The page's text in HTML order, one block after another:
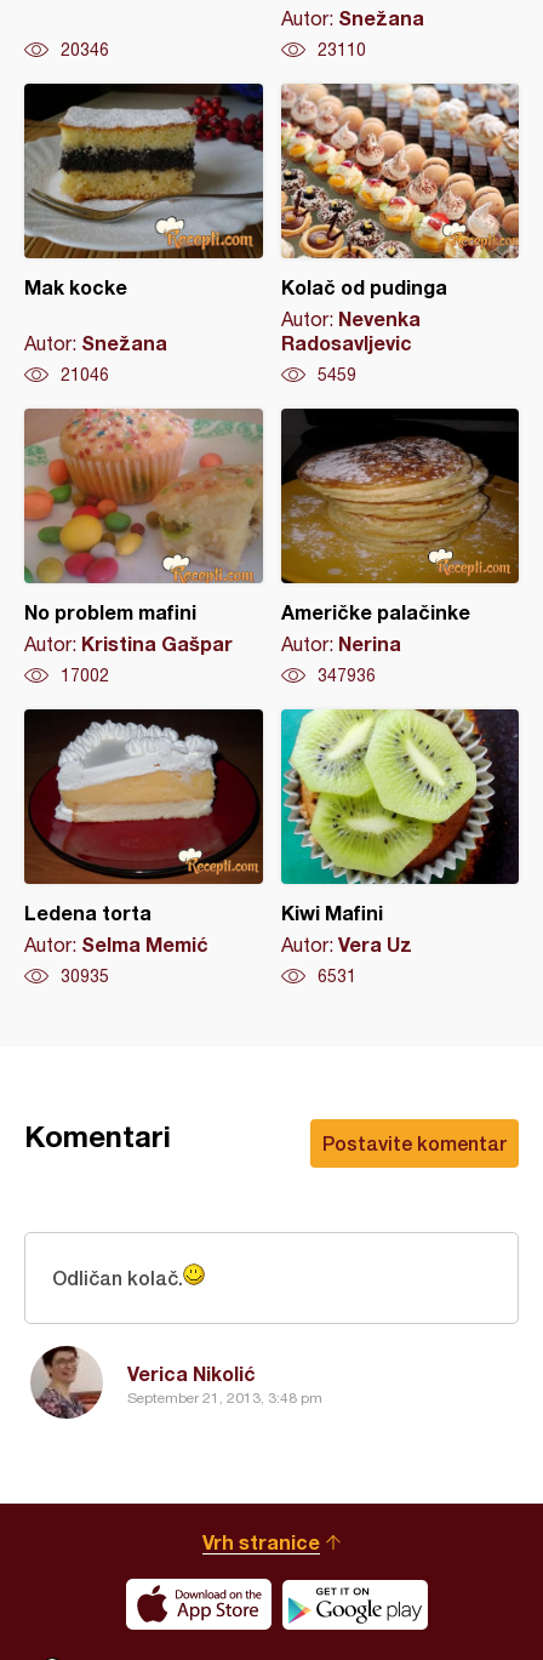
20346
Autor: Snežana
23110
Mak kocke
Autor: Snežana
21046
Kolač od pudinga
Autor: Nevenka
Radosavljevic
5459
No problem mafini
Autor: Kristina Gašpar
17002
Američke palačinke
Autor: Nerina
347936
Ledena torta
Autor: Selma Memić
30935
Kiwi Mafini
Autor: Vera Uz
6531
Postavite komentar
Komentari
Verica Nikolić
September 21, 2013, 3:48 pm
Odličan kolač.
Vrh stranice